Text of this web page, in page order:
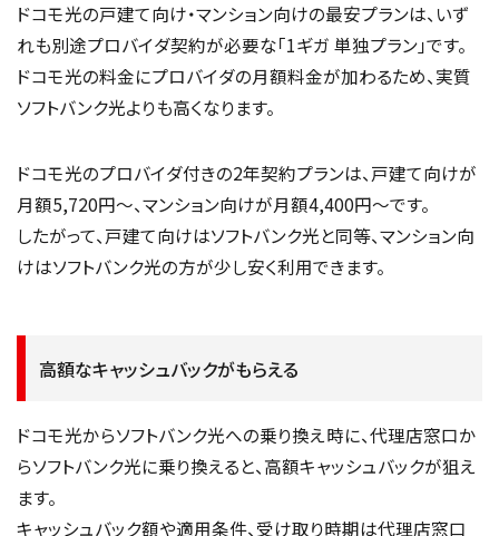
ドコモ光の戸建て向け・マンション向けの最安プランは、いず
れも別途プロバイダ契約が必要な「1ギガ 単独プラン」です。
ドコモ光の料金にプロバイダの月額料金が加わるため、実質
ソフトバンク光よりも高くなります。
ドコモ光のプロバイダ付きの2年契約プランは、戸建て向けが
月額5,720円〜、マンション向けが月額4,400円〜です。
したがって、戸建て向けはソフトバンク光と同等、マンション向
けはソフトバンク光の方が少し安く利用できます。
高額なキャッシュバックがもらえる
ドコモ光からソフトバンク光への乗り換え時に、代理店窓口か
らソフトバンク光に乗り換えると、高額キャッシュバックが狙え
ます。
キャッシュバック額や適用条件、受け取り時期は代理店窓口